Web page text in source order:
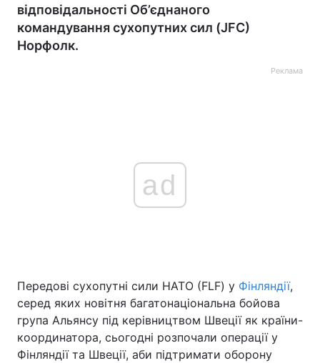
Україна Політика
Економіка Світ
Спорт
відповідальності Об’єднаного
командування сухопутних сил (JFC)
Норфолк.
Реклама
ad
Передові сухопутні сили НАТО (FLF) у Фінляндії,
серед яких новітня багатонаціональна бойова
група Альянсу під керівництвом Швеції як країни-
координатора, сьогодні розпочали операції у
Фінляндії та Швеції, аби підтримати оборону